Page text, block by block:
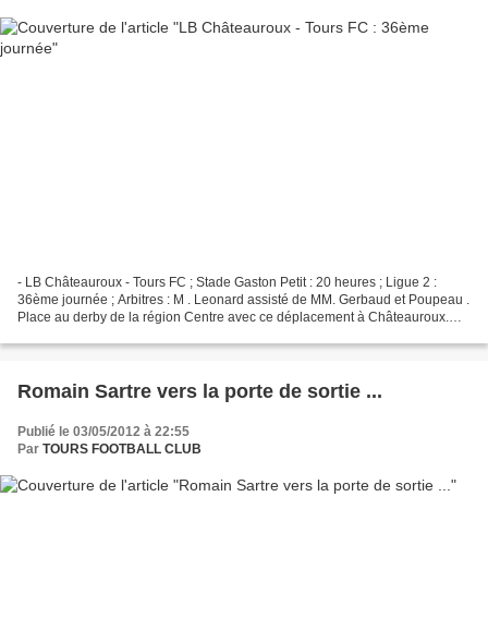
- LB Châteauroux - Tours FC ; Stade Gaston Petit : 20 heures ; Ligue 2 :
36ème journée ; Arbitres : M . Leonard assisté de MM. Gerbaud et Poupeau .
Place au derby de la région Centre avec ce déplacement à Châteauroux.
Romain Sartre vers la porte de sortie ...
Publié le 03/05/2012 à 22:55
Par TOURS FOOTBALL CLUB